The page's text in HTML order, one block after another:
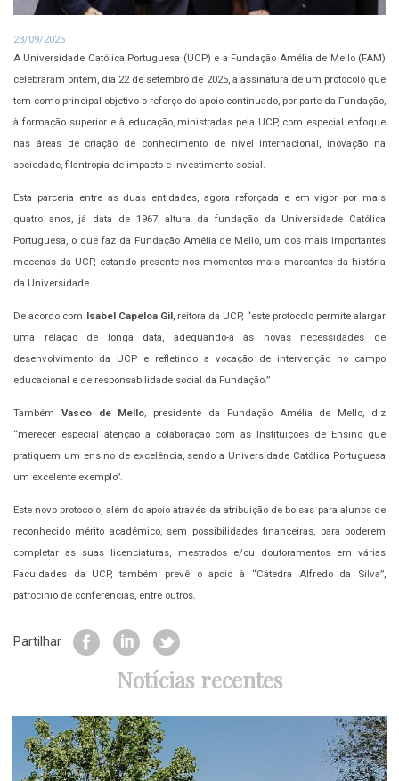
23/09/2025
A Universidade Católica Portuguesa (UCP) e a Fundação Amélia de Mello (FAM)
celebraram ontem, dia 22 de setembro de 2025, a assinatura de um protocolo que
tem como principal objetivo o reforço do apoio continuado, por parte da Fundação,
à formação superior e à educação, ministradas pela UCP, com especial enfoque
nas áreas de criação de conhecimento de nível internacional, inovação na
sociedade, filantropia de impacto e investimento social.
Esta parceria entre as duas entidades, agora reforçada e em vigor por mais
quatro anos, já data de 1967, altura da fundação da Universidade Católica
Portuguesa, o que faz da Fundação Amélia de Mello, um dos mais importantes
mecenas da UCP, estando presente nos momentos mais marcantes da história
da Universidade.
De acordo com Isabel Capeloa Gil, reitora da UCP, “este protocolo permite alargar
uma relação de longa data, adequando-a às novas necessidades de
desenvolvimento da UCP e refletindo a vocação de intervenção no campo
educacional e de responsabilidade social da Fundação.”
Também Vasco de Mello, presidente da Fundação Amélia de Mello, diz
“merecer especial atenção a colaboração com as Instituições de Ensino que
pratiquem um ensino de excelência, sendo a Universidade Católica Portuguesa
um excelente exemplo”.
Este novo protocolo, além do apoio através da atribuição de bolsas para alunos de
reconhecido mérito académico, sem possibilidades financeiras, para poderem
completar as suas licenciaturas, mestrados e/ou doutoramentos em várias
Faculdades da UCP, também prevê o apoio à “Cátedra Alfredo da Silva”,
patrocínio de conferências, entre outros.
Partilhar
Notícias recentes